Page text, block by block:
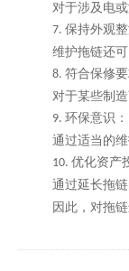
对于涉及电
7. 保持外观
维护拖链还
8. 符合保修
对于某些制
9. 环保意识：
通过适当的
10. 优化资产
通过延长拖
因此，对拖链